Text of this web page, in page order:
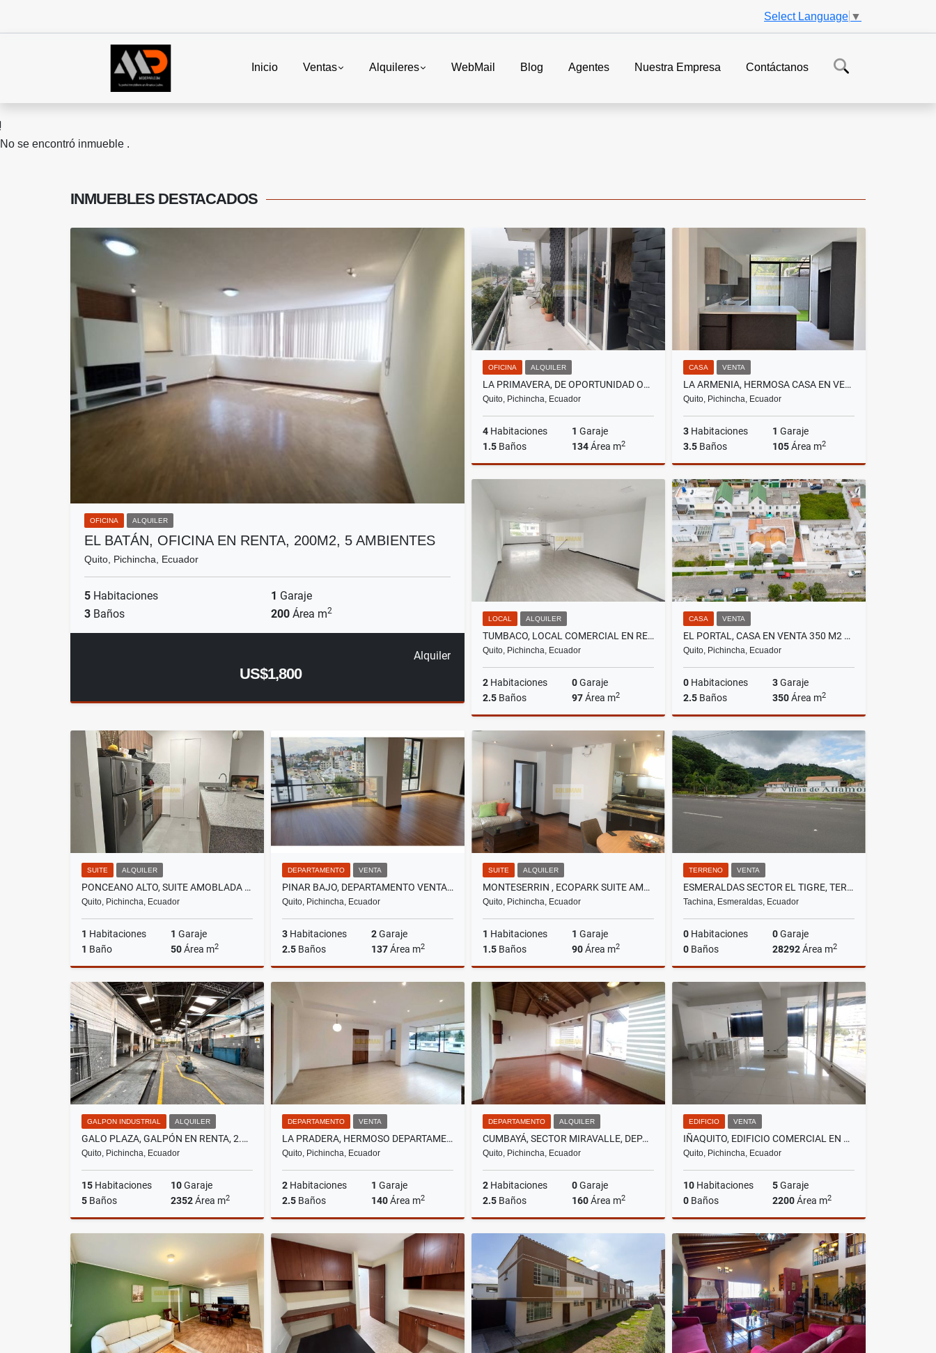
Select Language ▼
Inicio Ventas Alquileres WebMail Blog Agentes Nuestra Empresa Contáctanos
No se encontró inmueble .
INMUEBLES DESTACADOS
OFICINA ALQUILER
EL BATÁN, OFICINA EN RENTA, 200M2, 5 AMBIENTES
Quito, Pichincha, Ecuador
5 Habitaciones 1 Garaje
3 Baños 200 Área m2
Alquiler
US$1,800
OFICINA ALQUILER
LA PRIMAVERA, DE OPORTUNIDAD OFICINA SIN MUEBLES EN RENTA, CON 143M2
Quito, Pichincha, Ecuador
4 Habitaciones 1 Garaje
1.5 Baños 134Área m2
Alquiler
CASA VENTA
LA ARMENIA, HERMOSA CASA EN VENTA,NUEVA VIP 105M2
Quito, Pichincha, Ecuador
3 Habitaciones 1 Garaje
3.5 Baños 105Área m2
Venta
US$89,900
LOCAL ALQUILER
TUMBACO, LOCAL COMERCIAL EN RENTA, 97M2
Quito, Pichincha, Ecuador
2 Habitaciones 0Garaje
2.5 Baños 97Área m2
US$950
CASA VENTA
EL PORTAL, CASA EN VENTA 350 M2 DE CONSTRUCCIÓN
Quito, Pichincha, Ecuador
0 Habitaciones 3Garaje
2.5 Baños 350Área m2
Venta
US$265,000
SUITE ALQUILER
PONCEANO ALTO, SUITE AMOBLADA EN RENTA, 50M2
Quito, Pichincha, Ecuador
1 Habitaciones 1 Garaje
1 Baño 50Área m2
Alquiler
US$500
DEPARTAMENTO VENTA
PINAR BAJO, DEPARTAMENTO VENTA, 137M2, 3 HABITACIONES
Quito, Pichincha, Ecuador
3 Habitaciones 2Garaje
2.5 Baños 137Área m2
US$184,500
SUITE ALQUILER
MONTESERRIN , ECOPARK SUITE AMOBLADA EN RENTA, 90M2, 1 HABITACIÓN
Quito, Pichincha, Ecuador
1 Habitaciones 1 Garaje
1.5 Baños 90Área m2
Alquiler
US$700
TERRENO VENTA
ESMERALDAS SECTOR EL TIGRE, TERRENO EN VENTA, 88.209,54 M2
Tachina, Esmeraldas, Ecuador
0 Habitaciones 0Garaje
0 Baños 28292Área m2
Venta
US$781,552
GALPON INDUSTRIAL ALQUILER
GALO PLAZA, GALPÓN EN RENTA, 2.352M2
Quito, Pichincha, Ecuador
15 Habitaciones 10Garaje
5 Baños 2352Área m2
US$7,900
DEPARTAMENTO VENTA
LA PRADERA, HERMOSO DEPARTAMENTO REMODELADO EN VENTA, 140M2
Quito, Pichincha, Ecuador
2 Habitaciones 1 Garaje
2.5 Baños 140Área m2
Venta
US$129,000
DEPARTAMENTO ALQUILER
CUMBAYÁ, SECTOR MIRAVALLE, DEPARTAMENTO EN RENTRA, 160M2
Quito, Pichincha, Ecuador
2 Habitaciones 0Garaje
2.5 Baños 160Área m2
US$650
EDIFICIO VENTA
IÑAQUITO, EDIFICIO COMERCIAL EN VENTA, 2200M2, 10 AMBIENTES
Quito, Pichincha, Ecuador
10 Habitaciones 5Garaje
0 Baños 2200Área m2
Venta
US$1,100,000